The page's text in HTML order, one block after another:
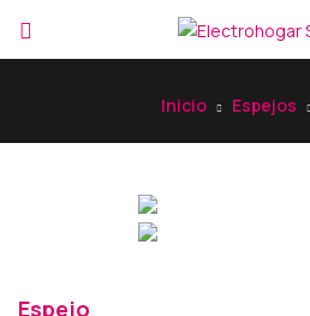
Inicio Espejos
Espejo